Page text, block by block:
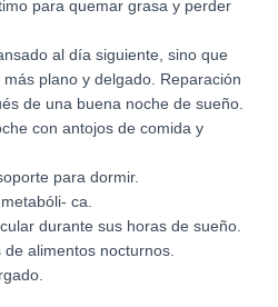
para quemar grasa y perder
al día siguiente, sino que
plano y delgado. Reparación
de una buena noche de sueño.
con antojos de comida y
para dormir.
ca.
durante sus horas de sueño.
alimentos nocturnos.